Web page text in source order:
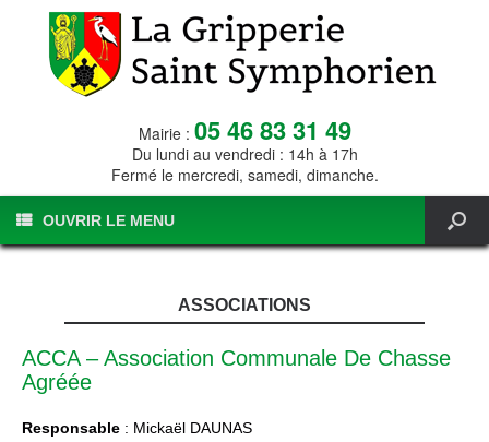
Mairie : 05 46 83 31 49
Du lundi au vendredi : 14h à 17h
Fermé le mercredi, samedi, dimanche.
OUVRIR LE MENU
ASSOCIATIONS
ACCA – Association Communale De Chasse
Agréée
Responsable : Mickaël DAUNAS